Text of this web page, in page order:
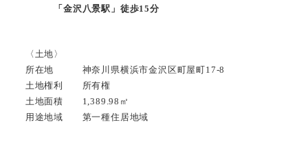
「金沢八景駅」徒歩15分
〈土地〉
所在地 神奈川県横浜市金沢区町屋町17-8
土地権利 所有権
土地面積 1,389.98㎡
用途地域 第一種住居地域